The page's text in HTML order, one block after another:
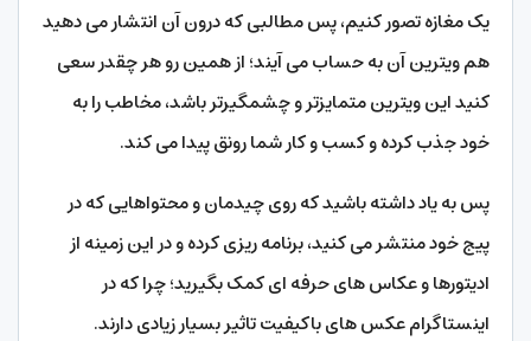
یک مغازه تصور کنیم، پس مطالبی که درون آن انتشار می دهید
هم ویترین آن به حساب می آیند؛ از همین رو هر چقدر سعی
کنید این ویترین متمایزتر و چشمگیرتر باشد، مخاطب را به
خود جذب کرده و کسب و کار شما رونق پیدا می کند.
پس به یاد داشته باشید که روی چیدمان و محتواهایی که در
پیج خود منتشر می کنید، برنامه ریزی کرده و در این زمینه از
ادیتورها و عکاس های حرفه ای کمک بگیرید؛ چرا که در
اینستاگرام عکس های باکیفیت تاثیر بسیار زیادی دارند.